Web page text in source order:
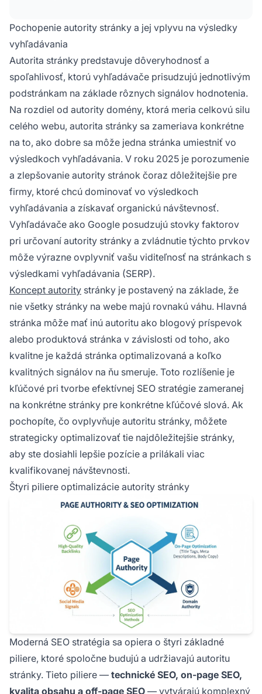
zákazníkov.
Pochopenie autority stránky a jej vplyvu na výsledky
vyhľadávania
Autorita stránky predstavuje dôveryhodnosť a
spoľahlivosť, ktorú vyhľadávače prisudzujú jednotlivým
podstránkam na základe rôznych signálov hodnotenia.
Na rozdiel od autority domény, ktorá meria celkovú silu
celého webu, autorita stránky sa zameriava konkrétne
na to, ako dobre sa môže jedna stránka umiestniť vo
výsledkoch vyhľadávania. V roku 2025 je porozumenie
a zlepšovanie autority stránok čoraz dôležitejšie pre
firmy, ktoré chcú dominovať vo výsledkoch
vyhľadávania a získavať organickú návštevnosť.
Vyhľadávače ako Google posudzujú stovky faktorov
pri určovaní autority stránky a zvládnutie týchto prvkov
môže výrazne ovplyvniť vašu viditeľnosť na stránkach s
výsledkami vyhľadávania (SERP).
Koncept autority stránky je postavený na základe, že
nie všetky stránky na webe majú rovnakú váhu. Hlavná
stránka môže mať inú autoritu ako blogový príspevok
alebo produktová stránka v závislosti od toho, ako
kvalitne je každá stránka optimalizovaná a koľko
kvalitných signálov na ňu smeruje. Toto rozlíšenie je
kľúčové pri tvorbe efektívnej SEO stratégie zameranej
na konkrétne stránky pre konkrétne kľúčové slová. Ak
pochopíte, čo ovplyvňuje autoritu stránky, môžete
strategicky optimalizovať tie najdôležitejšie stránky,
aby ste dosiahli lepšie pozície a prilákali viac
kvalifikovanej návštevnosti.
Štyri piliere optimalizácie autority stránky
Moderná SEO stratégia sa opiera o štyri základné
piliere, ktoré spoločne budujú a udržiavajú autoritu
stránky. Tieto piliere — technické SEO, on-page SEO,
kvalita obsahu a off-page SEO — vytvárajú komplexný